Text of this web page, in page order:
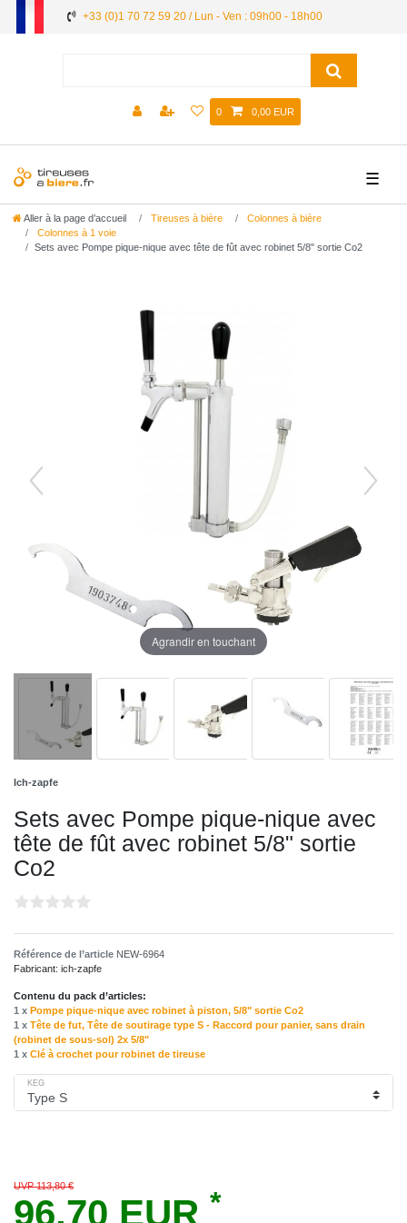
+33 (0)1 70 72 59 20 / Lun - Ven : 09h00 - 18h00
0 0,00 EUR
☰
Aller à la page d’accueil Tireuses à bière
Colonnes à bière
Colonnes à 1 voie
Sets avec Pompe pique-nique avec tête de fût avec robinet 5/8" sortie Co2
Agrandir en touchant
Ich-zapfe
Sets avec Pompe pique-nique avec
tête de fût avec robinet 5/8" sortie
Co2
Référence de l’article NEW-6964
Fabricant: ich-zapfe
Contenu du pack d’articles:
1 x Pompe pique-nique avec robinet à piston, 5/8" sortie Co2
1 x Tête de fut, Tête de soutirage type S - Raccord pour panier, sans drain
(robinet de sous-sol) 2x 5/8"
1 x Clé à crochet pour robinet de tireuse
KEG
UVP 113,80 €
96,70 EUR *